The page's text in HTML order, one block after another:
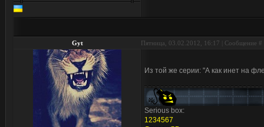
Gyt Пятница, 03.02.2012, 16:17 | Сообщение #
Из той же серии: "А как инет на
Serious box:
1234567